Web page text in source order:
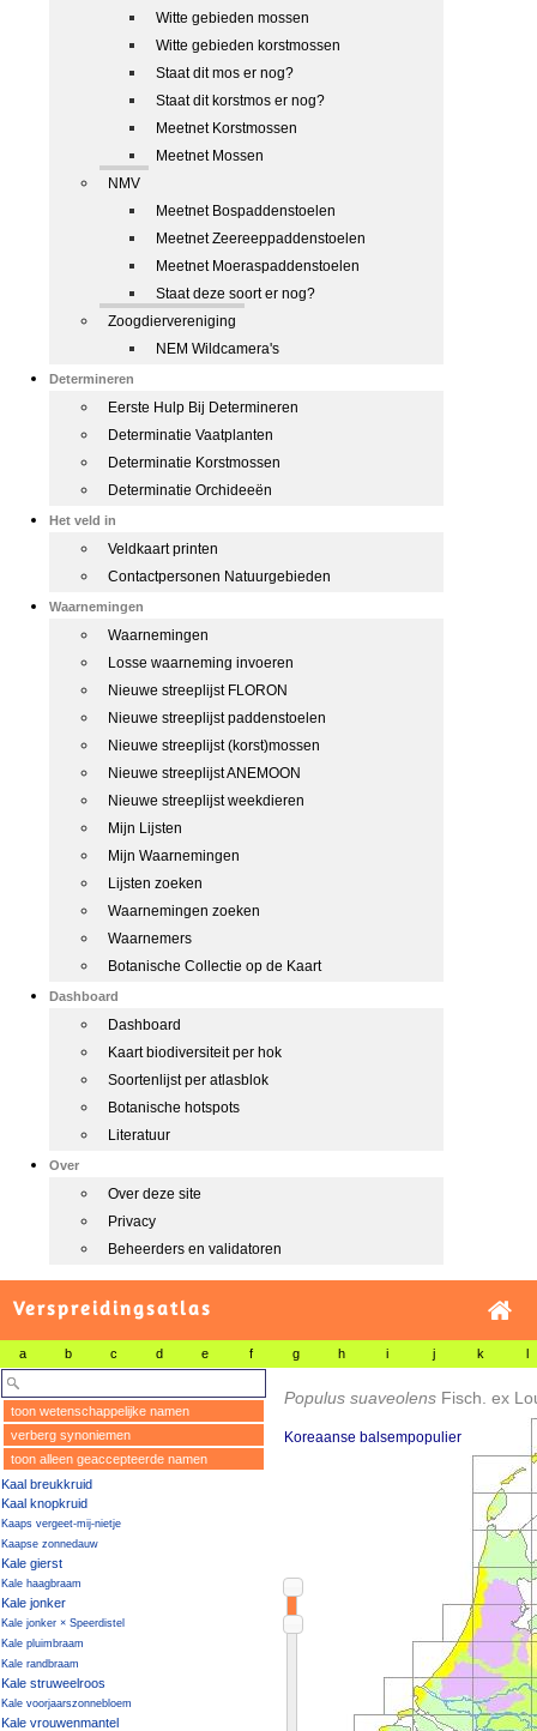
Witte gebieden mossen
Witte gebieden korstmossen
Staat dit mos er nog?
Staat dit korstmos er nog?
Meetnet Korstmossen
Meetnet Mossen
NMV
Meetnet Bospaddenstoelen
Meetnet Zeereeppaddenstoelen
Meetnet Moeraspaddenstoelen
Staat deze soort er nog?
Zoogdiervereniging
NEM Wildcamera's
Determineren
Eerste Hulp Bij Determineren
Determinatie Vaatplanten
Determinatie Korstmossen
Determinatie Orchideeën
Het veld in
Veldkaart printen
Contactpersonen Natuurgebieden
Waarnemingen
Waarnemingen
Losse waarneming invoeren
Nieuwe streeplijst FLORON
Nieuwe streeplijst paddenstoelen
Nieuwe streeplijst (korst)mossen
Nieuwe streeplijst ANEMOON
Nieuwe streeplijst weekdieren
Mijn Lijsten
Mijn Waarnemingen
Lijsten zoeken
Waarnemingen zoeken
Waarnemers
Botanische Collectie op de Kaart
Dashboard
Dashboard
Kaart biodiversiteit per hok
Soortenlijst per atlasblok
Botanische hotspots
Literatuur
Over
Over deze site
Privacy
Beheerders en validatoren
Verspreidingsatlas
a b c d e f g h i j k l
toon wetenschappelijke namen
verberg synoniemen
toon alleen geaccepteerde namen
Kaal breukkruid
Kaal knopkruid
Kaaps vergeet-mij-nietje
Kaapse zonnedauw
Kale gierst
Kale haagbraam
Kale jonker
Kale jonker × Speerdistel
Kale pluimbraam
Kale randbraam
Kale struweelroos
Kale voorjaarszonnebloem
Kale vrouwenmantel
Populus suaveolens Fisch. ex
Koreaanse balsempopulier